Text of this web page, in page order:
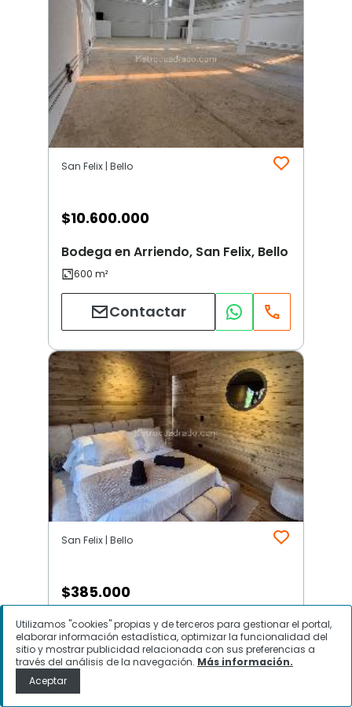
San Felix | Bello
$10.600.000
Bodega en Arriendo, San Felix, Bello
Contactar
San Felix | Bello
$385.000
Apartaestudio en Arriendo, San
Felix, Bello
Utilizamos "cookies" propias y de terceros para gestionar el portal,
elaborar información estadística, optimizar la funcionalidad del
sitio y mostrar publicidad relacionada con sus preferencias a
través del análisis de la navegación. Más información.
Aceptar